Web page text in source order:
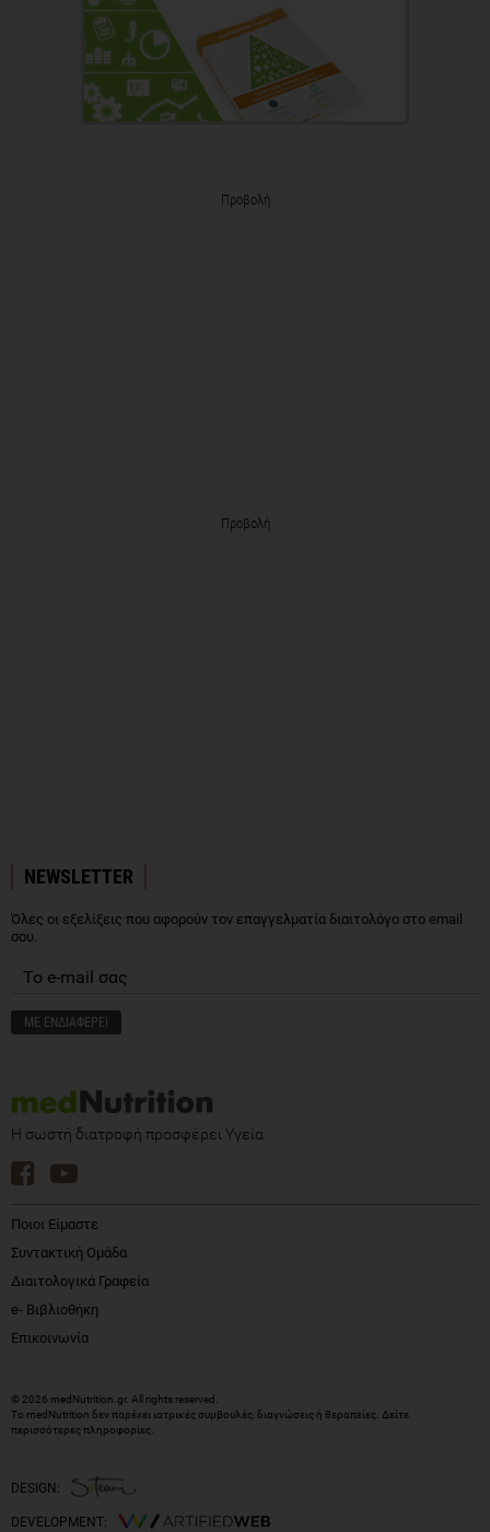
Προβολή
Προβολή
NEWSLETTER
Όλες οι εξελίξεις που αφορούν τον επαγγελματία διαιτολόγο στο email
σου.
Η σωστή διατροφή προσφέρει Υγεία
Ποιοι Είμαστε
Συντακτική Ομάδα
Διαιτολογικά Γραφεία
e- Βιβλιοθήκη
Επικοινωνία
© 2026 medNutrition.gr. All rights reserved.
Το medNutrition δεν παρέχει ιατρικές συμβουλές, διαγνώσεις ή θεραπείες. Δείτε
περισσότερες πληροφορίες
DESIGN:
DEVELOPMENT: